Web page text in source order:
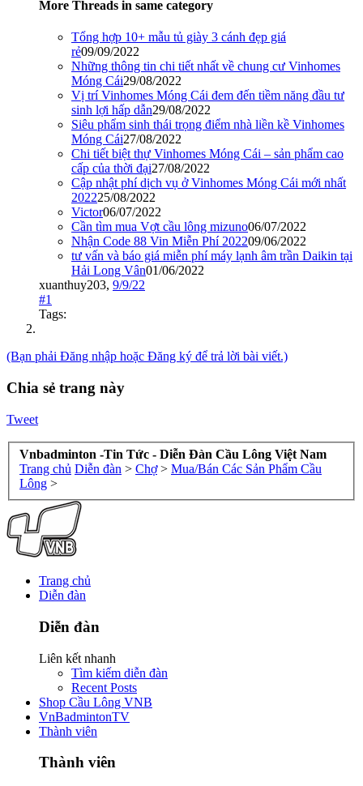
More Threads in same category
Tổng hợp 10+ mẫu tủ giày 3 cánh đẹp giá
rẻ09/09/2022
Những thông tin chi tiết nhất về chung cư Vinhomes
Móng Cái29/08/2022
Vị trí Vinhomes Móng Cái đem đến tiềm năng đầu tư
sinh lợi hấp dẫn29/08/2022
Siêu phẩm sinh thái trọng điểm nhà liền kề Vinhomes
Móng Cái27/08/2022
Chi tiết biệt thự Vinhomes Móng Cái – sản phẩm cao
cấp của thời đại27/08/2022
Cập nhật phí dịch vụ ở Vinhomes Móng Cái mới nhất
202225/08/2022
Victor06/07/2022
Cần tìm mua Vợt cầu lông mizuno06/07/2022
Nhận Code 88 Vin Miễn Phí 202209/06/2022
tư vấn và báo giá miễn phí máy lạnh âm trần Daikin tại
Hải Long Vân01/06/2022
xuanthuy203, 9/9/22
#1
Tags:
(Bạn phải Đăng nhập hoặc Đăng ký để trả lời bài viết.)
Chia sẻ trang này
Tweet
Vnbadminton -Tin Tức - Diễn Đàn Cầu Lông Việt Nam
Trang chủ Diễn đàn > Chợ > Mua/Bán Các Sản Phẩm Cầu
Lông >
Trang chủ
Diễn đàn
Diễn đàn
Liên kết nhanh
Tìm kiếm diễn đàn
Recent Posts
Shop Cầu Lông VNB
VnBadmintonTV
Thành viên
Thành viên